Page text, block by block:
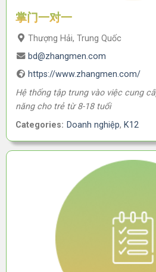
掌门一对一
Thượng Hải, Trung Quốc
bd@zhangmen.com
https://www.zhangmen.com/
Hệ thống tập trung vào việc cung
năng cho trẻ từ 8-18 tuổi
Categories: Doanh nghiệp, K12